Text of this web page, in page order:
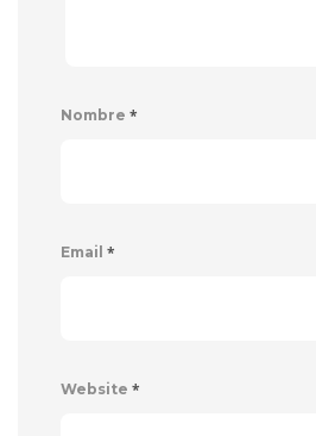
Nombre *
Email *
Website *